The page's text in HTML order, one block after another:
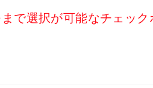
で選択が可能なチェッ